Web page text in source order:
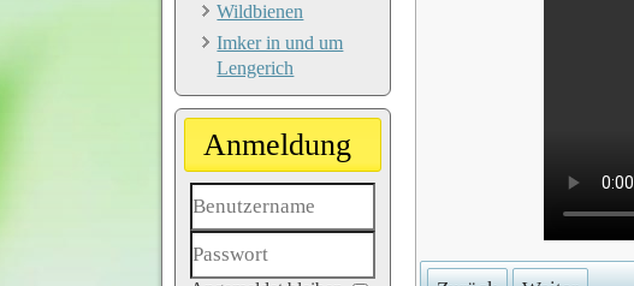
Wildbienen
Imker in und um
Lengerich
Anmeldung